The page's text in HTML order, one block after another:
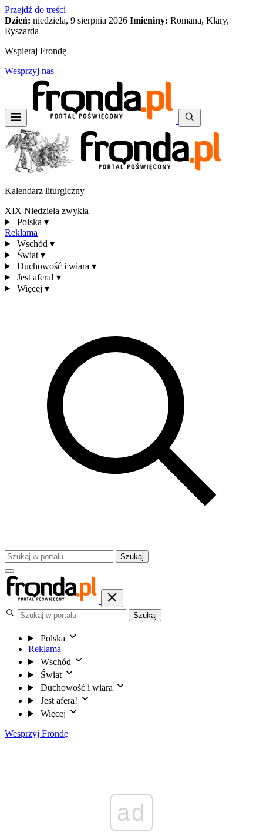
Przejdź do treści
Dzień: niedziela, 9 sierpnia 2026 Imieniny: Romana, Klary,
Ryszarda
Wspieraj Frondę
Wesprzyj nas
Kalendarz liturgiczny
XIX Niedziela zwykła
Polska ▾
Reklama
Wschód ▾
Świat ▾
Duchowość i wiara ▾
Jest afera! ▾
Więcej ▾
Szukaj
Szukaj
Polska
Reklama
Wschód
Świat
Duchowość i wiara
Jest afera!
Więcej
Wesprzyj Frondę
ad